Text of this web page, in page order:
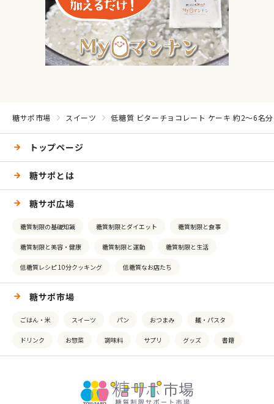
糖サポ市場 スイーツ 低糖質 ビターチョコレート ケーキ 約2～6名分
トップページ
糖サポとは
糖サポ広場
糖質制限の基礎知識 糖質制限とダイエット 糖質制限と食事
糖質制限と美容・健康 糖質制限と運動 糖質制限と生活
低糖質レシピ 10分クッキング 低糖質なお店たち
糖サポ市場
ごはん・米 スイーツ パン おつまみ 麺・パスタ
ドリンク お惣菜 調味料 サプリ グッズ 書籍